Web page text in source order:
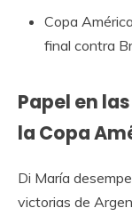
Copa
final contra
Papel en
la Copa
Di María
victorias de